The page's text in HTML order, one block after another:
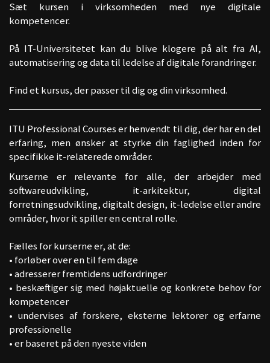
Sæt kursen i virksomheden med nye digitale
kompetencer.
På IT-Universitetet kan du blive klogere på alt fra AI,
automatisering og data til ledelse af digitale forandringer.
Find et kursus, der passer til dig og din virksomhed.
ITU Professional Courses er henvendt til dig, der har en del
erfaring, men ønsker at styrke din faglighed inden for
specifikke it-relaterede områder.
Kurserne er relevante for alle, der arbejder med
softwareudvikling, it-arkitektur, digital
forretningsudvikling, digitalt design, it-ledelse eller andre
områder, hvor it spiller en central rolle.
Fælles for kurserne er, at de:
• forløber over en til fem dage
• adresserer fremtidens udfordringer
• beskæftiger sig med højaktuelle og konkrete behov for
kompetencer
• undervises af forskere, eksterne lektorer og erfarne
professionelle
• er baseret på den nyeste viden